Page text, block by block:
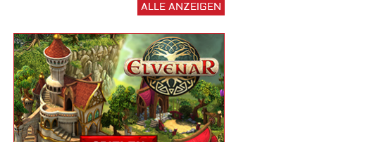
Download Spiele
3D Spiele
Tablet Spiele
Android Spiele
iPhone Spiele
ALLE ANZEIGEN